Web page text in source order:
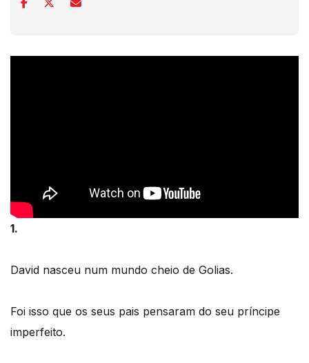
1.
David nasceu num mundo cheio de Golias.
Foi isso que os seus pais pensaram do seu príncipe
imperfeito.